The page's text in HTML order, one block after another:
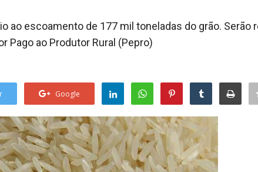
ao escoamento de 177 mil toneladas do grão. Serão
Pago ao Produtor Rural (Pepro)
Google